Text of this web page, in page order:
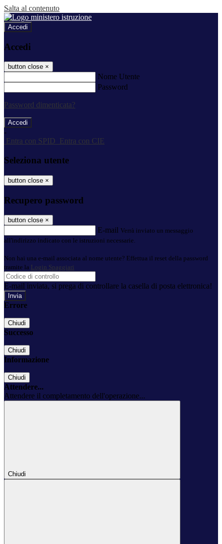
Salta al contenuto
Accedi
Accedi
button close ×
Nome Utente
Password
Password dimenticata?
-
Entra con SPID
Entra con CIE
Seleziona utente
button close ×
Recupero password
button close ×
E-mail Verrà inviato un messaggio
all'indirizzo indicato con le istruzioni necessarie.
Non hai una e-mail associata al nome utente? Effettua il reset della password
tramite la Login Spaggiari
E-mail inviata, si prega di controllare la casella di posta elettronica!
Errore
Chiudi
Successo
Chiudi
Informazione
Chiudi
Attendere...
Attendere il completamento dell'operazione...
Chiudi